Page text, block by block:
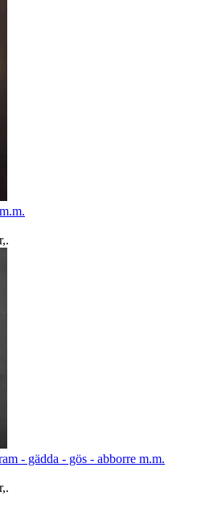
,.
- gädda - gös - abborre m.m.
,.